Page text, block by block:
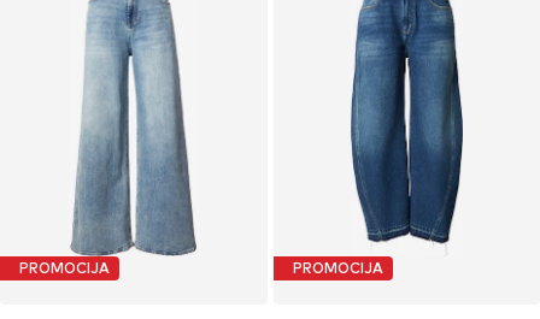
PROMOCIJA PROMOCIJA